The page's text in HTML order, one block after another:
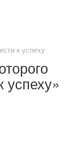
к успеху